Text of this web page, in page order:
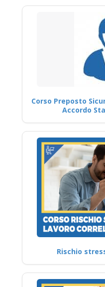
Corso Preposto
Accordo
Rischio